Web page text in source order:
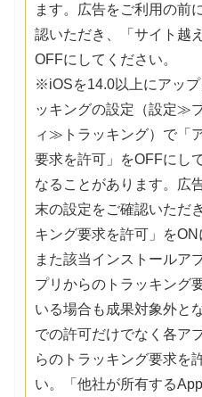
ます。広告をご利用の前
認いただき、「サイト越
OFFにしてください。
※iOSを14.0以上にアッ
ッキングの設定（設定≫
ィ≫トラッキング）で「
要求を許可」をOFFにし
なることがあります。広
末の設定をご確認いただ
キング要求を許可」をON
また該当インストールア
プリからのトラッキング
いる場合も成果対象外と
での許可だけでなく各ア
らのトラッキング要求を
い。「他社が所有する